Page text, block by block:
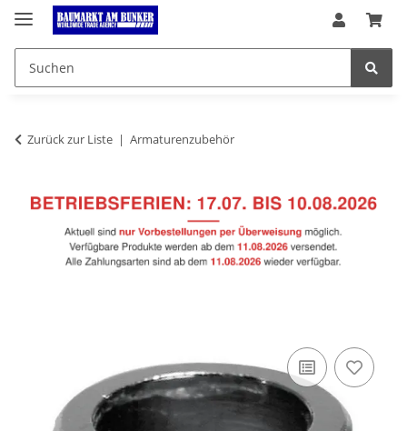
Zurück zur Liste Armaturenzubehör